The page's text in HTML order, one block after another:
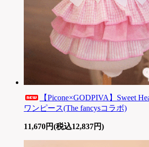
【Picone×GODPIVA】Sweet
ワンピース(The fancysコラボ)
11,670円(税込12,837円)